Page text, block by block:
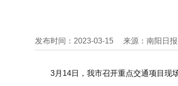
发布时间：2023-03-15 来源：南阳日报
3月14日，我市召开重点交通项目现